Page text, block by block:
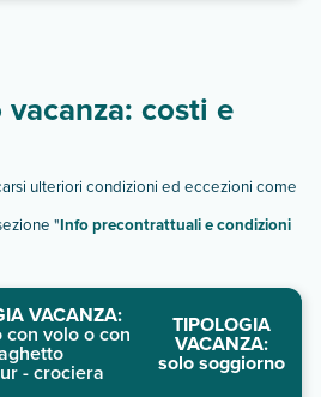
costi e
ulteriori condizioni ed eccezioni come
"Info precontrattuali e condizioni
VACANZA:
volo o con
- crociera
TIPOLOGIA
VACANZA:
solo soggiorno